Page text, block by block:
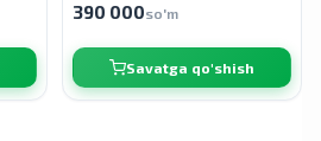
390 000so'm
Savatga qo'shish